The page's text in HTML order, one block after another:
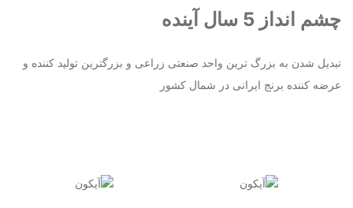
چشم انداز 5 سال آینده
تبدیل شدن به بزرگ ترین واحد صنعتی زراعی و بزرگترین تولید کننده و
عرضه کننده برنج ایرانی در شمال کشور